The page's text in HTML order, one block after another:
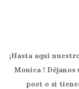
¡Hasta aquí
Monica !
post o si